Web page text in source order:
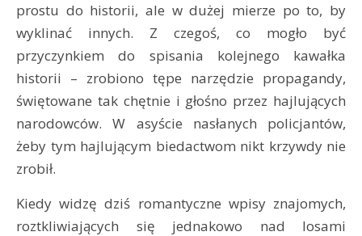
prostu do historii, ale w dużej mierze po to, by
wyklinać innych. Z czegoś, co mogło być
przyczynkiem do spisania kolejnego kawałka
historii – zrobiono tępe narzędzie propagandy,
świętowane tak chętnie i głośno przez hajlujących
narodowców. W asyście nasłanych policjantów,
żeby tym hajlującym biedactwom nikt krzywdy nie
zrobił.
Kiedy widzę dziś romantyczne wpisy znajomych,
roztkliwiających się jednakowo nad losami